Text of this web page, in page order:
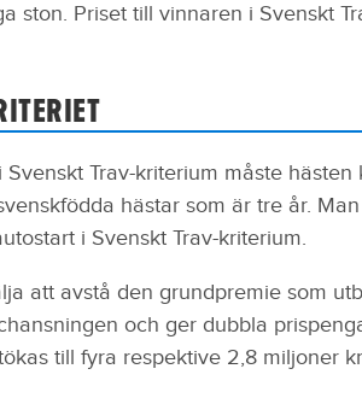
ston. Priset till vinnaren i Svenskt
Trav-kriterium måste
hästar som är tre år.
i Svenskt Trav-kriterium.
att avstå den grundpremie som
och ger dubbla
till fyra respektive 2,8 miljoner